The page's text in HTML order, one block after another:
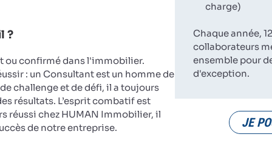
?
ou confirmé dans l'immobilier.
: un Consultant est un homme de
challenge et de défi, il a toujours
résultats. L’esprit combatif est
réussi chez HUMAN Immobilier, il
de notre entreprise.
charge)
Chaque année,
collaborateurs
ensemble pour
d'exception.
JE